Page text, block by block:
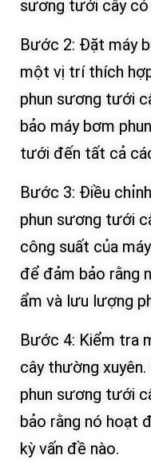
sương tưới cây có
Bước 2: Đặt máy
một vị trí thích
phun sương tưới
bảo máy bơm
tưới đến tất cả
Bước 3: Điều
phun sương tưới
công suất của
để đảm bảo rằng
ẩm và lưu lượng
Bước 4: Kiểm tra
cây thường
phun sương tưới
bảo rằng nó hoạt
kỳ vấn đề nào.